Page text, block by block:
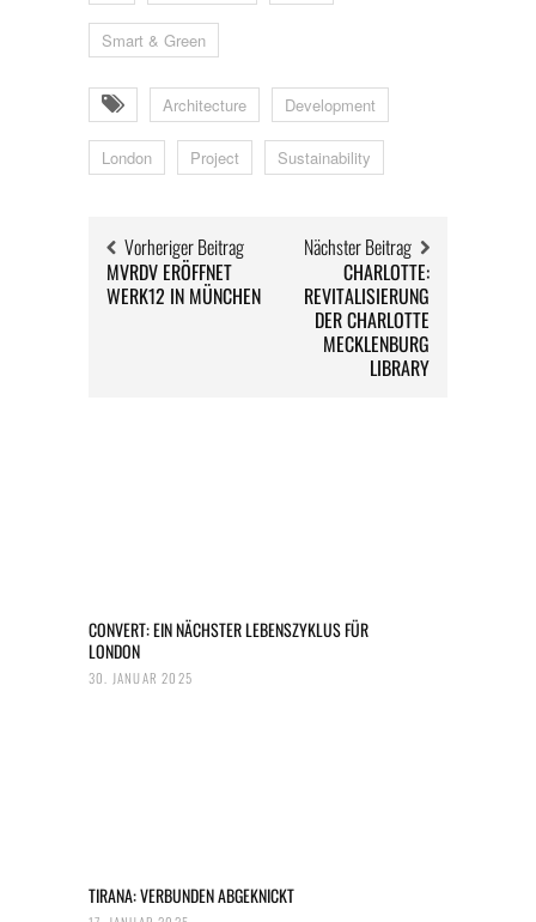
Smart & Green
Architecture Development
London Project Sustainability
Vorheriger Beitrag
MVRDV ERÖFFNET
WERK12 IN MÜNCHEN
Nächster Beitrag
CHARLOTTE:
REVITALISIERUNG
DER CHARLOTTE
MECKLENBURG
LIBRARY
CONVERT: EIN NÄCHSTER LEBENSZYKLUS FÜR
LONDON
30. JANUAR 2025
TIRANA: VERBUNDEN ABGEKNICKT